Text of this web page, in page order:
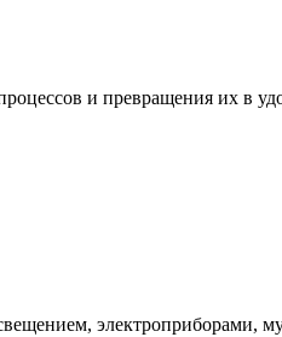
и превращения их в
электроприборами,